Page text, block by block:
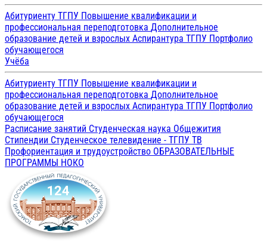
Абитуриенту ТГПУ Повышение квалификации и
профессиональная переподготовка Дополнительное
образование детей и взрослых Аспирантура ТГПУ Портфолио
обучающегося
Учёба
Абитуриенту ТГПУ Повышение квалификации и
профессиональная переподготовка Дополнительное
образование детей и взрослых Аспирантура ТГПУ Портфолио
обучающегося
Расписание занятий Студенческая наука Общежития
Стипендии Студенческое телевидение - ТГПУ ТВ
Профориентация и трудоустройство ОБРАЗОВАТЕЛЬНЫЕ
ПРОГРАММЫ НОКО